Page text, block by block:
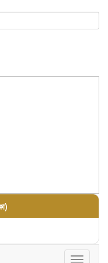
Toggle